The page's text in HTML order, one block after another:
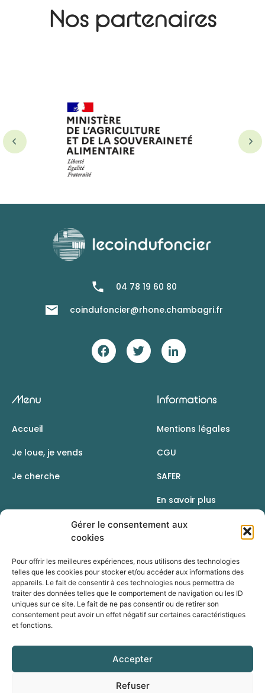
Gérer le consentement aux
cookies
Pour offrir les meilleures expériences, nous utilisons des technologies
telles que les cookies pour stocker et/ou accéder aux informations des
appareils. Le fait de consentir à ces technologies nous permettra de
traiter des données telles que le comportement de navigation ou les ID
uniques sur ce site. Le fait de ne pas consentir ou de retirer son
consentement peut avoir un effet négatif sur certaines caractéristiques
et fonctions.
Accepter
Refuser
Nos partenaires
04 78 19 60 80
coindufoncier@rhone.chambagri.fr
Menu
Accueil
Je loue, je vends
Je cherche
Informations
Mentions légales
CGU
SAFER
En savoir plus
Contact
Une initiative de la Chambre d’agriculture du Rhône